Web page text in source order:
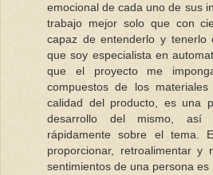
emocional de cada uno de sus
trabajo mejor solo que con
capaz de entenderlo y tenerlo
que soy especialista en
que el proyecto me
compuestos de los
calidad del producto, es una
desarrollo del mismo,
rápidamente sobre el tema.
proporcionar, retroalimentar y
sentimientos de una persona